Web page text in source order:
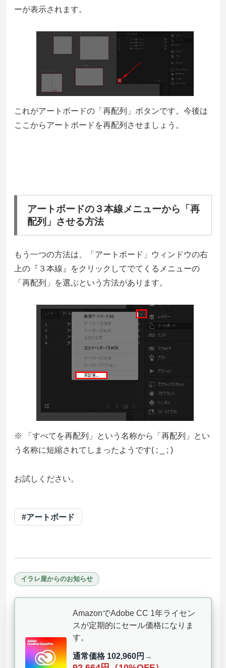
ーが表示されます。
これがアートボードの「再配列」ボタンです。今後は
ここからアートボードを再配列させましょう。
アートボードの３本線メニューから「再
配列」させる方法
もう一つの方法は、「アートボード」ウィンドウの右
上の『３本線』をクリックしてでてくるメニューの
「再配列」を選ぶという方法があります。
※ 「すべてを再配列」という名称から「再配列」とい
う名称に短縮されてしまったようです( ; _ ; )
お試しください。
#アートボード
イラレ屋からのお知らせ
AmazonでAdobe CC 1年ライセン
スが定期的にセール価格になりま
す。
通常価格 102,960円 →